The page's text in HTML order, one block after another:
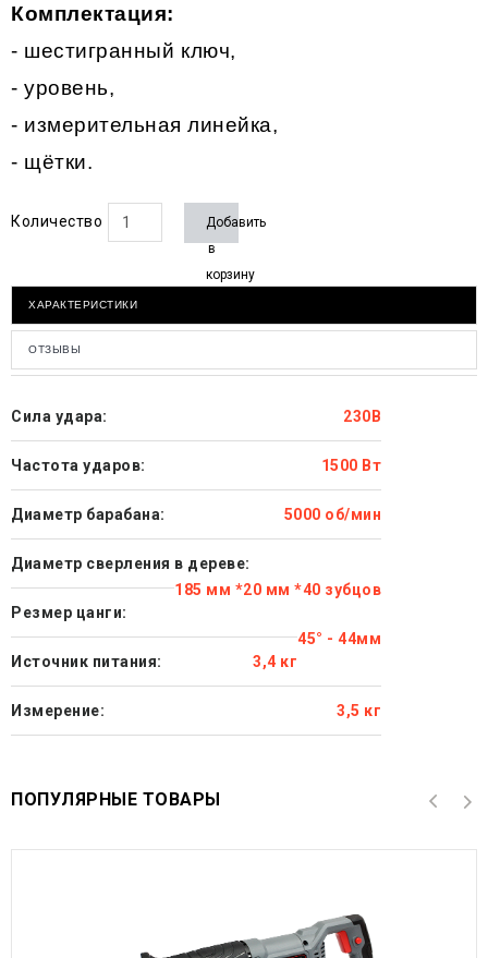
Комплектация:
- шестигранный ключ,
- уровень,
- измерительная линейка,
- щётки.
Количество
Добавить
в
корзину
ХАРАКТЕРИСТИКИ
ОТЗЫВЫ
Сила удара: 230В
Частота ударов: 1500 Вт
Диаметр барабана: 5000 об/мин
Диаметр сверления в дереве:
185 мм *20 мм *40 зубцов
Резмер цанги:
45° - 44мм
Источник питания:
3,4 кг
Измерение: 3,5 кг
ПОПУЛЯРНЫЕ ТОВАРЫ